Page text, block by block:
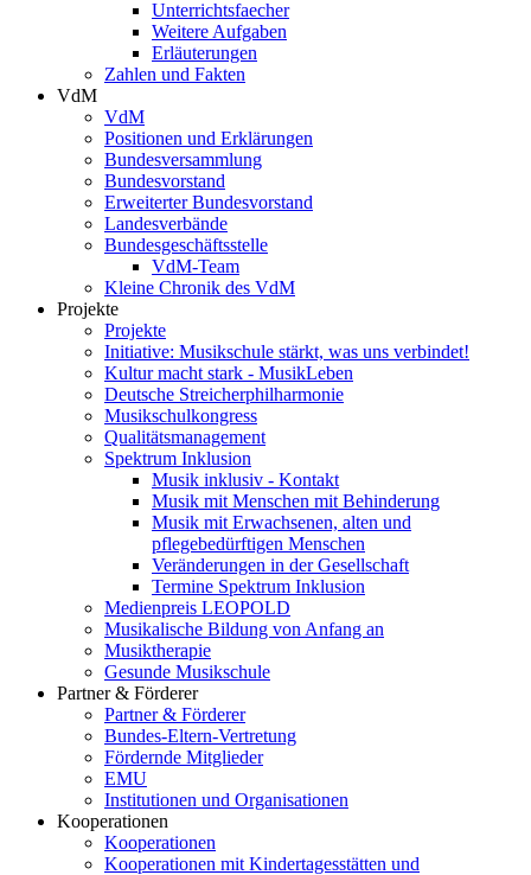
Unterrichtsfaecher
Weitere Aufgaben
Erläuterungen
Zahlen und Fakten
VdM
VdM
Positionen und Erklärungen
Bundesversammlung
Bundesvorstand
Erweiterter Bundesvorstand
Landesverbände
Bundesgeschäftsstelle
VdM-Team
Kleine Chronik des VdM
Projekte
Projekte
Initiative: Musikschule stärkt, was uns verbindet!
Kultur macht stark - MusikLeben
Deutsche Streicherphilharmonie
Musikschulkongress
Qualitätsmanagement
Spektrum Inklusion
Musik inklusiv - Kontakt
Musik mit Menschen mit Behinderung
Musik mit Erwachsenen, alten und
pflegebedürftigen Menschen
Veränderungen in der Gesellschaft
Termine Spektrum Inklusion
Medienpreis LEOPOLD
Musikalische Bildung von Anfang an
Musiktherapie
Gesunde Musikschule
Partner & Förderer
Partner & Förderer
Bundes-Eltern-Vertretung
Fördernde Mitglieder
EMU
Institutionen und Organisationen
Kooperationen
Kooperationen
Kooperationen mit Kindertagesstätten und